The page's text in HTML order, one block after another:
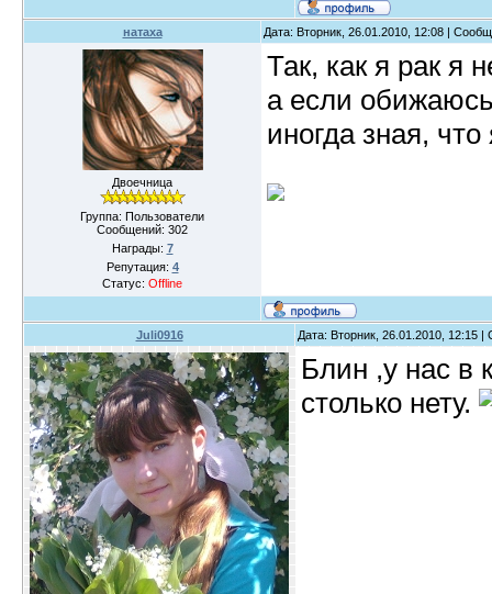
натаха Дата: Вторник, 26.01.2010, 12:08 |
Двоечница
Группа: Пользователи
Сообщений: 302
Награды: 7
Репутация: 4
Статус: Offline
Так, как я рак я
а если
иногда зная,
Juli0916 Дата: Вторник, 26.01.2010, 12:15
Блин ,у нас в
столько нету.